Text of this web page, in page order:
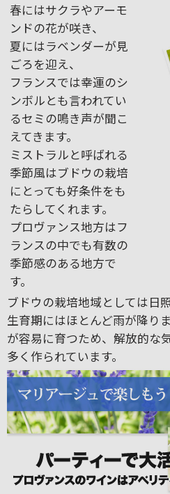
春にはサクラやアーモ
ンドの花が咲き、
夏にはラベンダーが見
ごろを迎え、
フランスでは幸運のシ
ンボルとも言われてい
るセミの鳴き声が聞こ
えてきます。
ミストラルと呼ばれる
季節風はブドウの栽培
にとっても好条件をも
たらしてくれます。
プロヴァンス地方はフ
ランスの中でも有数の
季節感のある地方で
す。
ブドウの栽培地域としては日
生育期にはほとんど雨が降り
が容易に育つため、解放的な
多く作られています。